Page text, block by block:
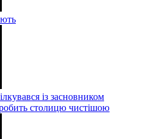
із засновником
столицю чистішою